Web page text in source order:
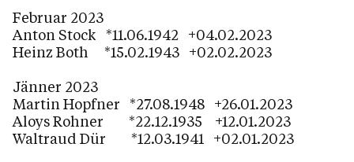
Februar 2023
Anton Stock *11.06.1942 +04.02.2023
Heinz Both *15.02.1943 +02.02.2023
Jänner 2023
Martin Hopfner *27.08.1948 +26.01.2023
Aloys Rohner *22.12.1935 +12.01.2023
Waltraud Dür *12.03.1941 +02.01.2023